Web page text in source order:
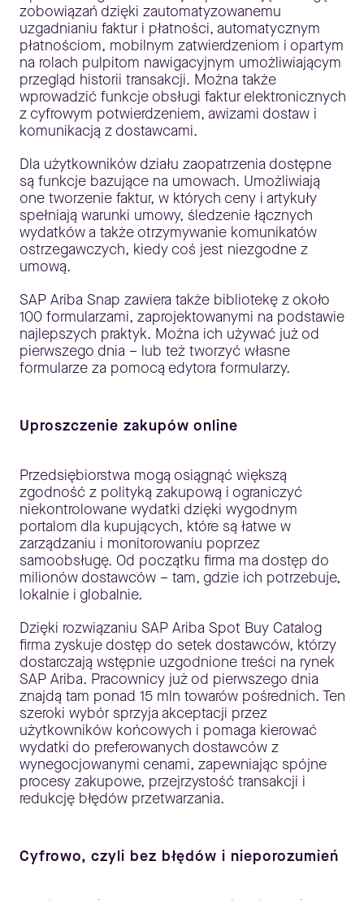
zobowiązań dzięki zautomatyzowanemu
uzgadnianiu faktur i płatności, automatycznym
płatnościom, mobilnym zatwierdzeniom i opartym
na rolach pulpitom nawigacyjnym umożliwiającym
przegląd historii transakcji. Można także
wprowadzić funkcje obsługi faktur elektronicznych
z cyfrowym potwierdzeniem, awizami dostaw i
komunikacją z dostawcami.
Dla użytkowników działu zaopatrzenia dostępne
są funkcje bazujące na umowach. Umożliwiają
one tworzenie faktur, w których ceny i artykuły
spełniają warunki umowy, śledzenie łącznych
wydatków a także otrzymywanie komunikatów
ostrzegawczych, kiedy coś jest niezgodne z
umową.
SAP Ariba Snap zawiera także bibliotekę z około
100 formularzami, zaprojektowanymi na podstawie
najlepszych praktyk. Można ich używać już od
pierwszego dnia – lub też tworzyć własne
formularze za pomocą edytora formularzy.
Uproszczenie zakupów online
Przedsiębiorstwa mogą osiągnąć większą
zgodność z polityką zakupową i ograniczyć
niekontrolowane wydatki dzięki wygodnym
portalom dla kupujących, które są łatwe w
zarządzaniu i monitorowaniu poprzez
samoobsługę. Od początku firma ma dostęp do
milionów dostawców – tam, gdzie ich potrzebuje,
lokalnie i globalnie.
Dzięki rozwiązaniu SAP Ariba Spot Buy Catalog
firma zyskuje dostęp do setek dostawców, którzy
dostarczają wstępnie uzgodnione treści na rynek
SAP Ariba. Pracownicy już od pierwszego dnia
znajdą tam ponad 15 mln towarów pośrednich. Ten
szeroki wybór sprzyja akceptacji przez
użytkowników końcowych i pomaga kierować
wydatki do preferowanych dostawców z
wynegocjowanymi cenami, zapewniając spójne
procesy zakupowe, przejrzystość transakcji i
redukcję błędów przetwarzania.
Cyfrowo, czyli bez błędów i nieporozumień